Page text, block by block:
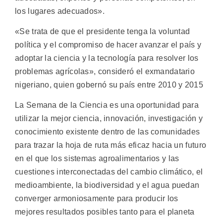
los lugares adecuados».
«Se trata de que el presidente tenga la voluntad
política y el compromiso de hacer avanzar el país y
adoptar la ciencia y la tecnología para resolver los
problemas agrícolas», consideró el exmandatario
nigeriano, quien gobernó su país entre 2010 y 2015
La Semana de la Ciencia es una oportunidad para
utilizar la mejor ciencia, innovación, investigación y
conocimiento existente dentro de las comunidades
para trazar la hoja de ruta más eficaz hacia un futuro
en el que los sistemas agroalimentarios y las
cuestiones interconectadas del cambio climático, el
medioambiente, la biodiversidad y el agua puedan
converger armoniosamente para producir los
mejores resultados posibles tanto para el planeta